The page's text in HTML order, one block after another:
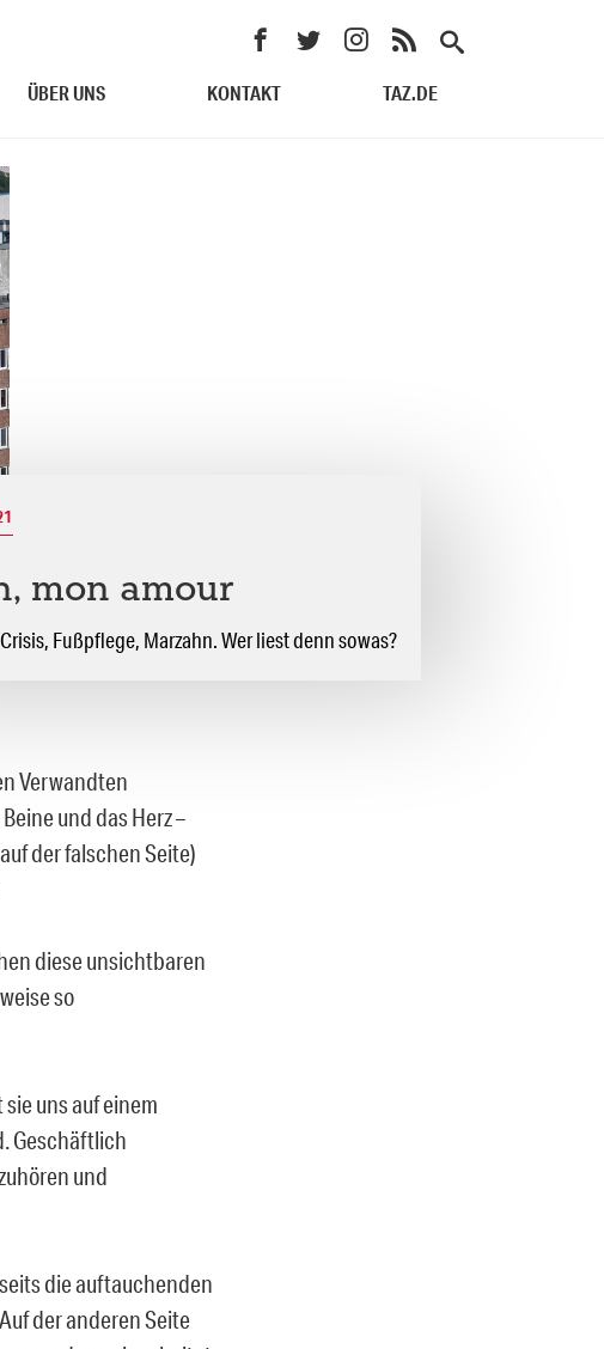
ÜBER UNS KONTAKT TAZ.DE
mon amour
Fußpflege, Marzahn. Wer liest denn sowas?
Verwandten
und das Herz –
der falschen Seite)
diese unsichtbaren
so
uns auf einem
Geschäftlich
und
die auftauchenden
der anderen Seite